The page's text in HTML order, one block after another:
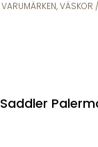
VARUMÄRKEN,VÄSKOR
Saddler